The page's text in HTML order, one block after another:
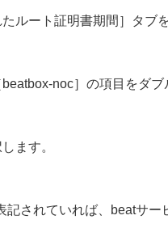
ルート証明書期間］タブ
noc］の項目をダブ
ます。
されていれば、beatサー